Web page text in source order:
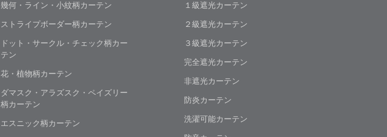
幾何・ライン・小紋柄カーテン
ストライプボーダー柄カーテン
ドット・サークル・チェック柄カー
テン
花・植物柄カーテン
ダマスク・アラズスク・ペイズリー
柄カーテン
エスニック柄カーテン
１級遮光カーテン
２級遮光カーテン
３級遮光カーテン
完全遮光カーテン
非遮光カーテン
防炎カーテン
洗濯可能カーテン